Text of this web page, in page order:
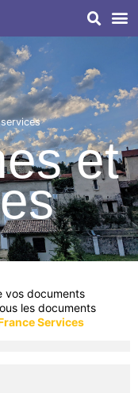
et
vos documents
les documents
Services